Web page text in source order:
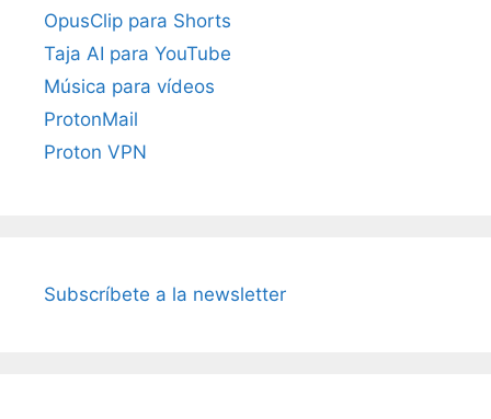
OpusClip para Shorts
Taja AI para YouTube
Música para vídeos
ProtonMail
Proton VPN
Subscríbete a la newsletter